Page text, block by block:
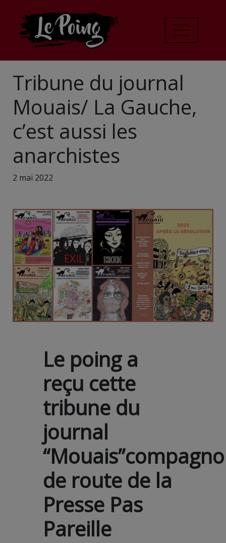
Tribune du journal
Mouais/ La Gauche,
c’est aussi les
anarchistes
2 mai 2022
Le poing a
reçu cette
tribune du
journal
de route de la
Presse Pas
Pareille